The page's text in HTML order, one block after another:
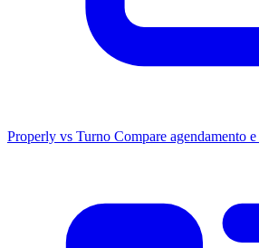
Properly vs Turno Compare agendamento